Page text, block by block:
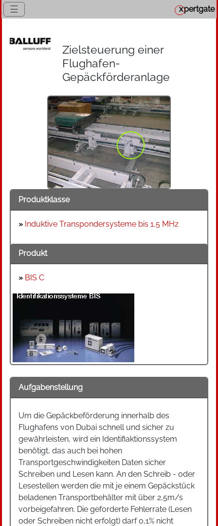
☰ xpertgate
Zielsteuerung einer
Flughafen-
Gepäckförderanlage
Produktklasse
» Induktive Transpondersysteme bis 1,5 MHz
Produkt
» BIS C
Aufgabenstellung
Um die Gepäckbeförderung innerhalb des
Flughafens von Dubai schnell und sicher zu
gewährleisten, wird ein Identifiaktionssystem
benötigt, das auch bei hohen
Transportgeschwindigkeiten Daten sicher
Schreiben und Lesen kann. An den Schreib - oder
Lesestellen werden die mit je einem Gepäckstück
beladenen Transportbehälter mit über 2,5m/s
vorbeigefahren. Die geforderte Fehlerrate (Lesen
oder Schreiben nicht erfolgt) darf 0,1% nicht